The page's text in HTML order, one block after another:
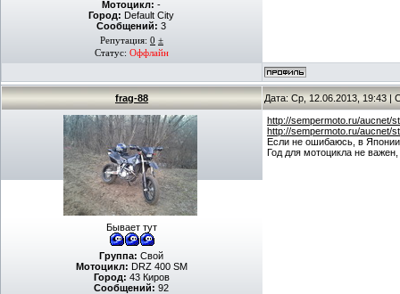
Мотоцикл: -
Город: Default City
Сообщений: 3
Репутация: 0 ±
Статус: Оффлайн
frag-88 Дата: Ср, 12.06.2013, 19:43 |
Бывает тут
Группа: Свой
Мотоцикл: DRZ 400 SM
Город: 43 Киров
Сообщений: 92
http://sempermoto.ru/aucnet/
http://sempermoto.ru/aucnet/
Если не ошибаюсь, в Японии
Год для мотоцикла не